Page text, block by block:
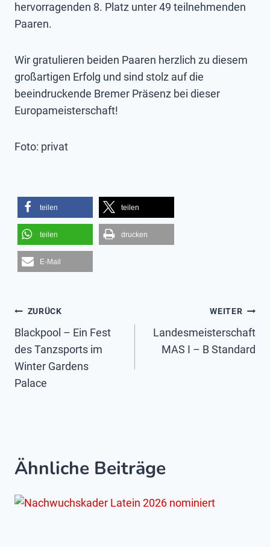
hervorragenden 8. Platz unter 49 teilnehmenden
Paaren.
Wir gratulieren beiden Paaren herzlich zu diesem
großartigen Erfolg und sind stolz auf die
beeindruckende Bremer Präsenz bei dieser
Europameisterschaft!
Foto: privat
teilen teilen
teilen drucken
E-Mail
Beitragsnavigation
ZURÜCK
Blackpool – Ein Fest
des Tanzsports im
Winter Gardens
Palace
WEITER
Landesmeisterschaft
MAS I – B Standard
Ähnliche Beiträge